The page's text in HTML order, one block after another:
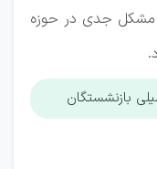
مشکل جدی در حوزه
بازنشستگان